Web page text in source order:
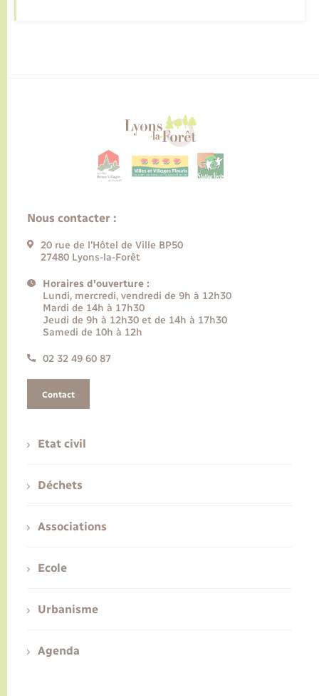
Nous contacter :
20 rue de l’Hôtel de Ville BP50
27480 Lyons-la-Forêt
Horaires d'ouverture :
Lundi, mercredi, vendredi de 9h à 12h30
Mardi de 14h à 17h30
Jeudi de 9h à 12h30 et de 14h à 17h30
Samedi de 10h à 12h
02 32 49 60 87
Contact
Etat civil
Déchets
Associations
Ecole
Urbanisme
Agenda